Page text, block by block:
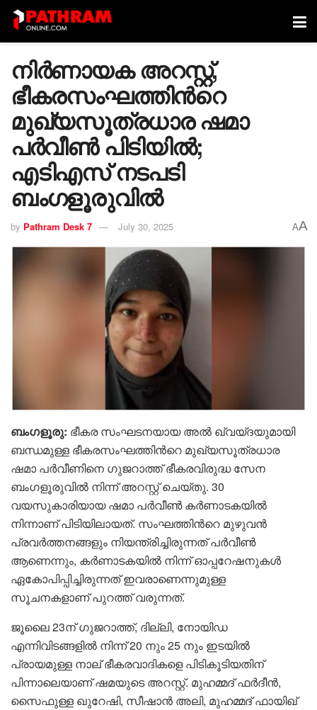
നിർണായക അറസ്റ്റ്,
ഭീകരസംഘത്തിന്‍റെ
മുഖ്യസൂത്രധാര ഷമാ
പർവീൺ പിടിയിൽ;
എടിഎസ് നടപടി
ബംഗളൂരുവിൽ
by Pathram Desk 7 July 30, 2025 AA
ബംഗളൂരു: ഭീകര സംഘടനയായ അൽ ഖ്വയ്ദയുമായി
ബന്ധമുള്ള ഭീകരസംഘത്തിന്‍റെ മുഖ്യസൂത്രധാര
ഷമാ പർവീണിനെ ഗുജറാത്ത് ഭീകരവിരുദ്ധ സേന
ബംഗളൂരുവിൽ നിന്ന് അറസ്റ്റ് ചെയ്തു. 30
വയസുകാരിയായ ഷമാ പർവീൺ കർണാടകയിൽ
നിന്നാണ് പിടിയിലായത്. സംഘത്തിന്‍റെ മുഴുവൻ
പ്രവർത്തനങ്ങളും നിയന്ത്രിച്ചിരുന്നത് പർവീൺ
ആണെന്നും, കർണാടകയിൽ നിന്ന് ഓപ്പറേഷനുകൾ
ഏകോപിപ്പിച്ചിരുന്നത് ഇവരാണെന്നുമുള്ള
സൂചനകളാണ് പുറത്ത് വരുന്നത്.
ജൂലൈ 23ന് ഗുജറാത്ത്, ദില്ലി, നോയിഡ
എന്നിവിടങ്ങളിൽ നിന്ന് 20 നും 25 നും ഇടയിൽ
പ്രായമുള്ള നാല് ഭീകരവാദികളെ പിടികൂടിയതിന്
പിന്നാലെയാണ് ഷമയുടെ അറസ്റ്റ്. മുഹമ്മദ് ഫർദീൻ,
സൈഫുള്ള ഖുറേഷി, സീഷാൻ അലി, മുഹമ്മദ് ഫായിഖ്